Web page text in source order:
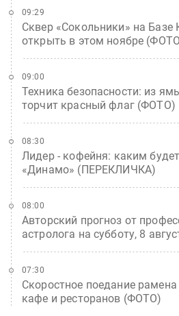
Сквер «Сокольники» на
открыть в этом ноябре
09:29
Техника безопасности: из
торчит красный флаг (ФОТО)
09:00
Лидер - кофейня: каким
«Динамо» (ПЕРЕКЛИЧКА)
08:30
Авторский прогноз от
астролога на субботу, 8
08:00
Скоростное поедание рамена
кафе и ресторанов (ФОТО)
07:30